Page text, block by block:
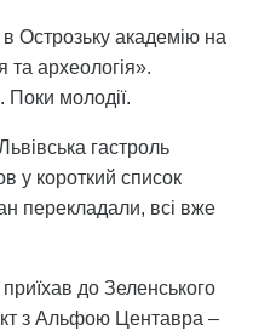
Острозьку академію на
та археологія».
Поки молодії.
гастроль
у короткий список
перекладали, всі вже
до Зеленського
з Альфою Центавра –